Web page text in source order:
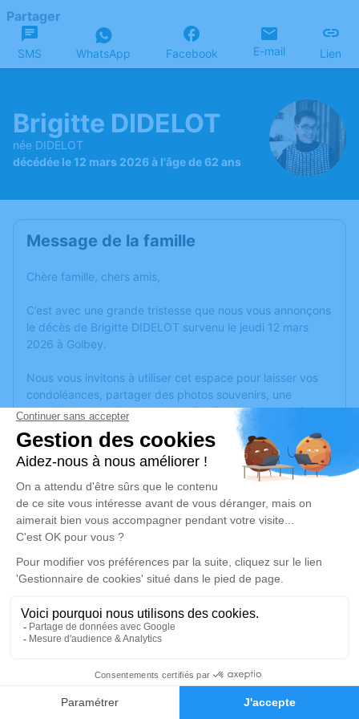
Faire-part Hommages
Partager
SMS WhatsApp Facebook E-mail Lien
Brigitte DIDELOT
née DIDELOT
décédée le 12 mars 2026 à l'âge de 62 ans
Message de la famille
Chère famille, chers amis,
C’est avec une grande tristesse que nous vous annonçons
le décès de Brigitte DIDELOT survenu le jeudi 12 mars
2026 à Golbey.
Nous vous invitons à utiliser cet espace pour laisser vos
condoléances, partager des photos souvenirs, une
anecdote ou exprimer vos pensées à travers des poèmes
ou des textes. Cet endroit est un lieu d'expression dédié à
honorer la mémoire de Brigitte DIDELOT.
Un service de plantation d’arbre hommage estdisponible
mardi 31 mars 2026 à 14h30
Église de Golbey
88190 Golbey
Je rends hommage